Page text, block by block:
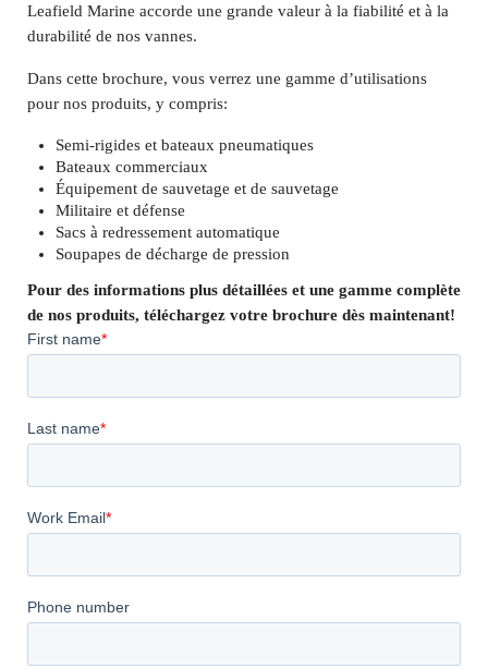
Leafield Marine accorde une grande valeur à la fiabilité et à la
durabilité de nos vannes.
Dans cette brochure, vous verrez une gamme d’utilisations
pour nos produits, y compris:
Semi-rigides et bateaux pneumatiques
Bateaux commerciaux
Équipement de sauvetage et de sauvetage
Militaire et défense
Sacs à redressement automatique
Soupapes de décharge de pression
Pour des informations plus détaillées et une gamme complète
de nos produits, téléchargez votre brochure dès maintenant!